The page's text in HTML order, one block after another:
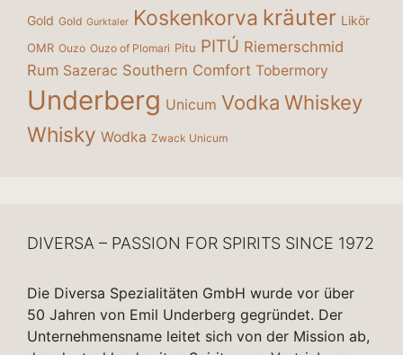
Gold Gold Gurktaler Koskenkorva kräuter Likör
OMR Ouzo Ouzo of Plomari Pitu PITÚ Riemerschmid
Rum Sazerac Southern Comfort Tobermory
Underberg Unicum Vodka Whiskey
Whisky Wodka Zwack Unicum
DIVERSA – PASSION FOR SPIRITS SINCE 1972
Die Diversa Spezialitäten GmbH wurde vor über
50 Jahren von Emil Underberg gegründet. Der
Unternehmensname leitet sich von der Mission ab,